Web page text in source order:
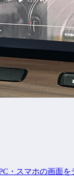
・スマホの画面